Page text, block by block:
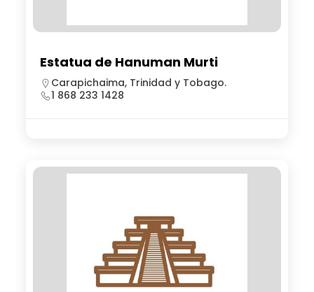
Estatua de Hanuman Murti
Carapichaima, Trinidad y Tobago.
1 868 233 1428